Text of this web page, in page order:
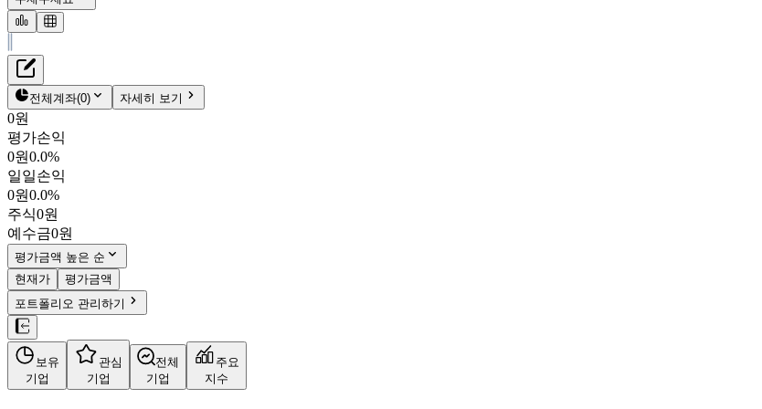
졸스
1,410원
018700
KOSDAQ
시가총액
PBR0.64
PER-
fPER -
배당수익률-
자사주비율-
결산월12월
사업정보
더보기
재무정보
펀더멘탈
밸류에이션
주주환원
주식정보
전체계좌(0) 자세히 보기
0원
평가손익
0원0.0%
일일손익
0원0.0%
주식0원
예수금0원
평가금액 높은 순
현재가
평가금액
포트폴리오 관리하기
보유
기업
관심
기업
전체
기업
주요
지수